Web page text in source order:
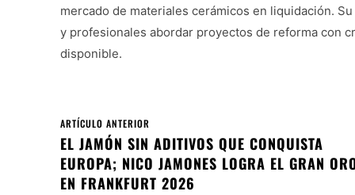
mercado de materiales cerámicos en liquidación.
y profesionales abordar proyectos de reforma con
disponible.
ARTÍCULO ANTERIOR
EL JAMÓN SIN ADITIVOS QUE CONQUISTA
EUROPA; NICO JAMONES LOGRA EL GRAN
EN FRANKFURT 2026